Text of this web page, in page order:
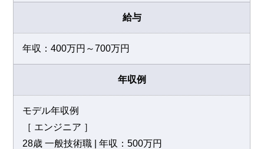
給与
年収：400万円～700万円
年収例
モデル年収例
［ エンジニア ］
28歳 一般技術職 | 年収：500万円